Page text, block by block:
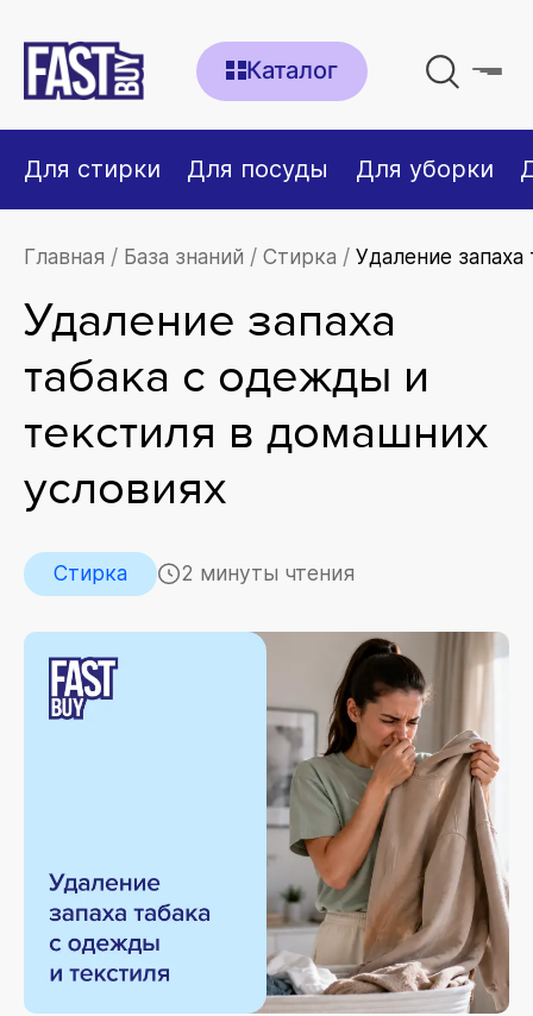
Каталог
Для стирки Для посуды Для уборки
Главная База знаний Стирка Удаление
Удаление запаха
табака с одежды и
текстиля в домашних
условиях
Стирка 2 минуты чтения